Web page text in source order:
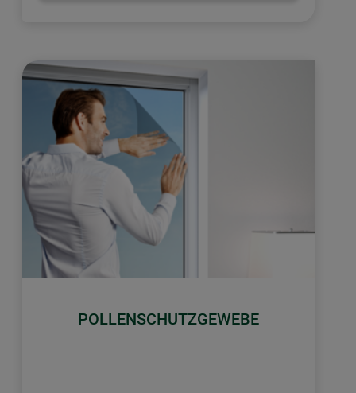
POLLENSCHUTZGEWEBE